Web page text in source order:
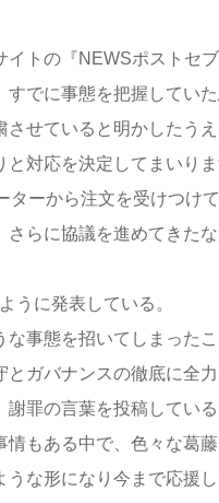
トの『NEWSポストセ
でに事態を把握してい
せていると明かしたう
対応を決定してまいりま
ーから注文を受けつけ
らに協議を進めてきた
うに発表している。
な事態を招いてしまった
とガバナンスの徹底に全
罪の言葉を投稿している
情もある中で、色々な葛
な形になり今まで応援